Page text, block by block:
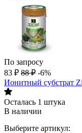
По запросу
83 ₽ 88 ₽ -6%
Ионитный субстрат
Осталась 1 штука
В наличии
Выберите артикул: